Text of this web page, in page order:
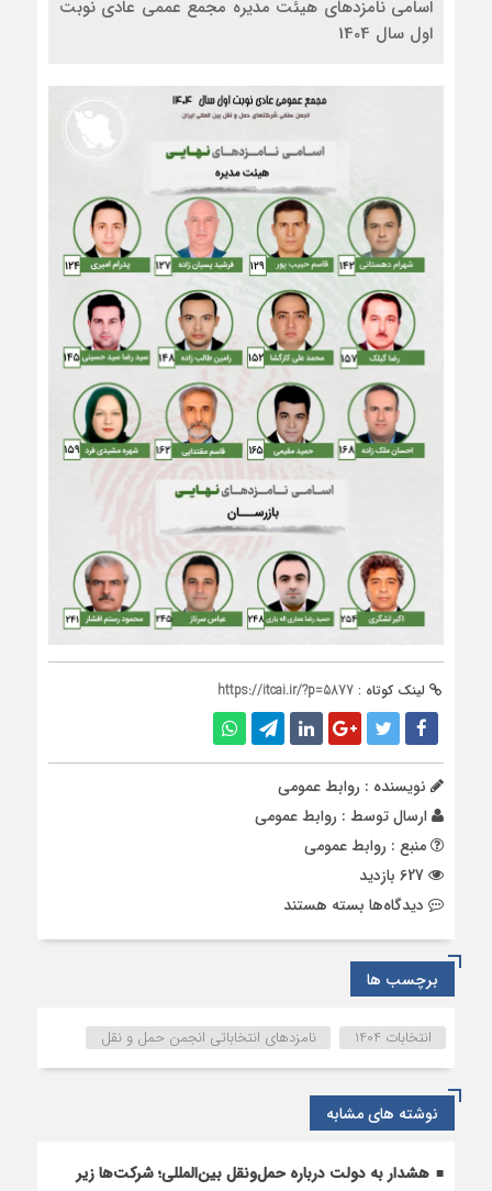
اسامی نامزدهای هیئت مدیره مجمع عممی عادی نوبت
اول سال 1404
لینک کوتاه : https://itcai.ir/?p=5877
نویسنده : روابط عمومی
ارسال توسط : روابط عمومی
منبع : روابط عمومی
دیدگاه‌ها برای
عضویت
در
هیئت
مدیره
بسته هستند
برچسب ها
انتخابات 1404 نامزدهای انتخاباتی انجمن حمل و نقل
نوشته های مشابه
هشدار به دولت درباره حمل‌ونقل بین‌المللی؛ شرکت‌ها زیر